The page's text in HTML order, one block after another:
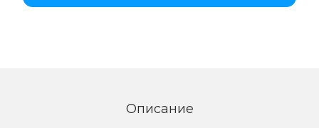
Описание